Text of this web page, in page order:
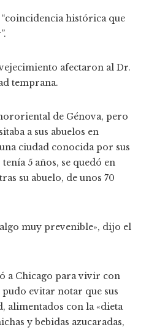
histórica que
afectaron al Dr.
temprana.
de Génova, pero
a sus abuelos en
ciudad conocida por sus
5 años, se quedó en
su abuelo, de unos 70
muy prevenible», dijo el
a Chicago para vivir con
evitar notar que sus
alimentados con la «dieta
y bebidas azucaradas,